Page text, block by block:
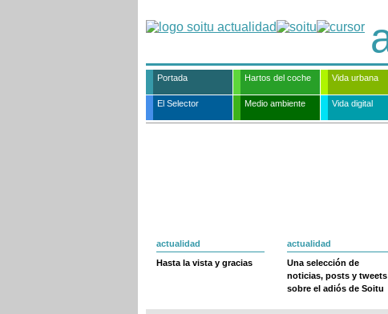
Portada Hartos del coche Vida urbana
El Selector Medio ambiente Vida digital
actualidad
Hasta la vista y gracias
actualidad
Una selección de
noticias, posts y tweets
sobre el adiós de Soitu